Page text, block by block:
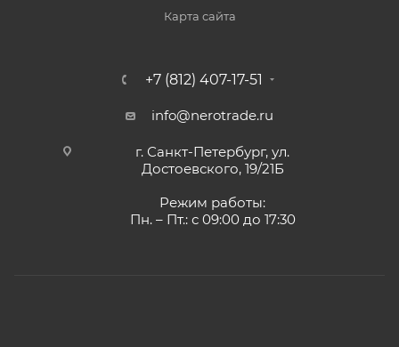
Карта сайта
+7 (812) 407-17-51
info@nerotrade.ru
г. Санкт-Петербург, ул.
Достоевского, 19/21Б
Режим работы:
Пн. – Пт.: с 09:00 до 17:30